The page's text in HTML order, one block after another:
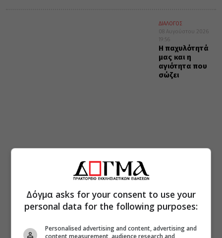
ΔΙΑΛΟΓΟΣ
08 Αυγούστου 2026
19:56
Η παχυλότητά
μας και η
αγιότητα που
σώζει
Δόγμα asks for your consent to use your
personal data for the following purposes:
Personalised advertising and content, advertising and
content measurement, audience research and